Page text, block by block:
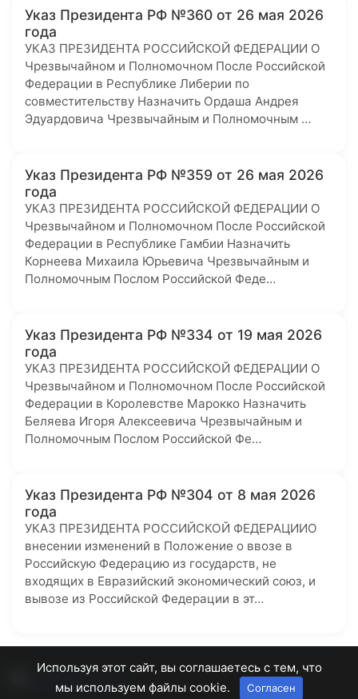
Указ Президента РФ №360 от 26 мая 2026
года
УКАЗ ПРЕЗИДЕНТА РОССИЙСКОЙ ФЕДЕРАЦИИ О
Чрезвычайном и Полномочном После Российской
Федерации в Республике Либерии по
совместительству Назначить Ордаша Андрея
Эдуардовича Чрезвычайным и Полномочным …
Указ Президента РФ №359 от 26 мая 2026
года
УКАЗ ПРЕЗИДЕНТА РОССИЙСКОЙ ФЕДЕРАЦИИ О
Чрезвычайном и Полномочном После Российской
Федерации в Республике Гамбии Назначить
Корнеева Михаила Юрьевича Чрезвычайным и
Полномочным Послом Российской Феде…
Указ Президента РФ №334 от 19 мая 2026
года
УКАЗ ПРЕЗИДЕНТА РОССИЙСКОЙ ФЕДЕРАЦИИ О
Чрезвычайном и Полномочном После Российской
Федерации в Королевстве Марокко Назначить
Беляева Игоря Алексеевича Чрезвычайным и
Полномочным Послом Российской Фе…
Указ Президента РФ №304 от 8 мая 2026
года
УКАЗ ПРЕЗИДЕНТА РОССИЙСКОЙ ФЕДЕРАЦИИО
внесении изменений в Положение о ввозе в
Российскую Федерацию из государств, не
входящих в Евразийский экономический союз, и
вывозе из Российской Федерации в эт…
Используя этот сайт, вы соглашаетесь с тем, что
мы используем файлы cookie.
Согласен